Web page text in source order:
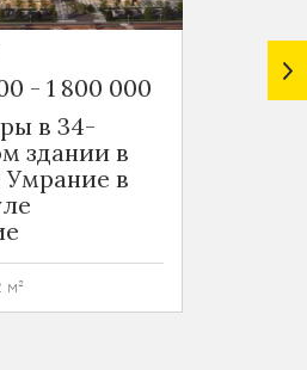
- 1 800 000
в 34-
здании в
Умрание в
м²
€